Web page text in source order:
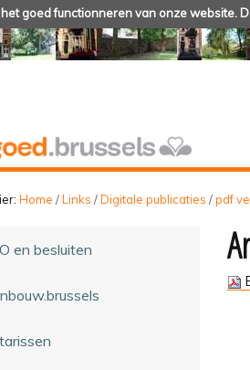
goed functionneren van onze website.
Home /Links /Digitale publicaties /pdf
en besluiten